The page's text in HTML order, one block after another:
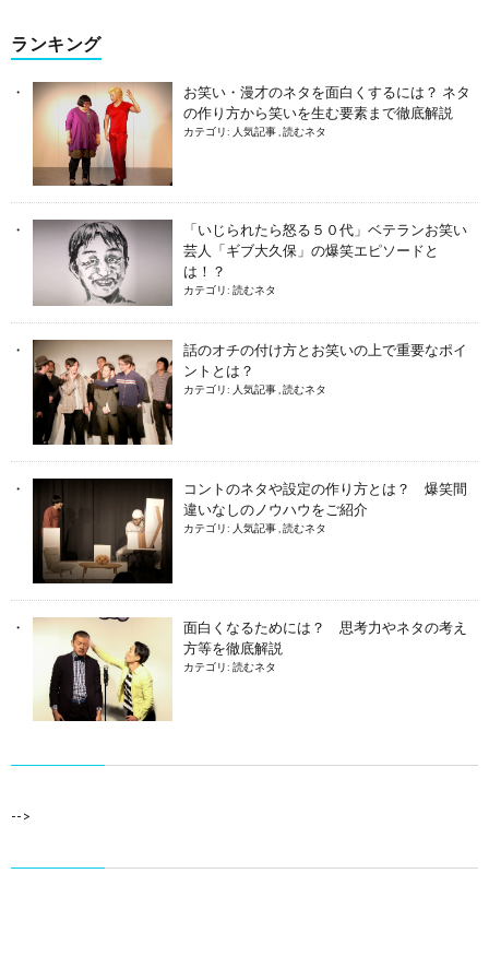
ランキング
お笑い・漫才のネタを面白くするには？ ネタ
の作り方から笑いを生む要素まで徹底解説
カテゴリ: 人気記事 読むネタ
「いじられたら怒る５０代」ベテランお笑い
芸人「ギブ大久保」の爆笑エピソードと
は！？
カテゴリ: 読むネタ
話のオチの付け方とお笑いの上で重要なポイ
ントとは？
カテゴリ: 人気記事 読むネタ
コントのネタや設定の作り方とは？ 爆笑間
違いなしのノウハウをご紹介
カテゴリ: 人気記事 読むネタ
面白くなるためには？ 思考力やネタの考え
方等を徹底解説
カテゴリ: 読むネタ
-->